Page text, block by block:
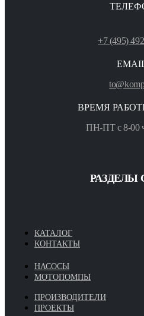
+7 (495)
ВРЕМЯ
ПН-ПТ с 8-00
РАЗДЕЛЫ
КАТАЛОГ
КОНТАКТЫ
НАСОСЫ
МОТОПОМПЫ
ПРОИЗВОДИТЕЛИ
ПРОЕКТЫ